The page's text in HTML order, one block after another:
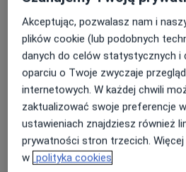
2. Moduł 2. Techniki
3. Moduł 3. Mięśniowo-
4. Moduł 4. Techniki
5. Moduł 5. Dysbalans
PNF Proprioceptywna
Facilitacja
1. PNF w neurologii
Bóle kręgosłupa Rwa kulszowa
Dyskopatia
Ból kolana +10
Pacjenci których przyjmuję
Dorośli
Rodzaje konsultacji
StacjonarneZobacz lokalizacje
Akceptując, pozwalasz nam i
plików cookie (lub podobnych
danych do celów statystycznych
oparciu o Twoje zwyczaje
internetowych. W każdej chwili
zaktualizować swoje preferencje
ustawieniach znajdziesz również
prywatności stron trzecich.
w polityka cookies